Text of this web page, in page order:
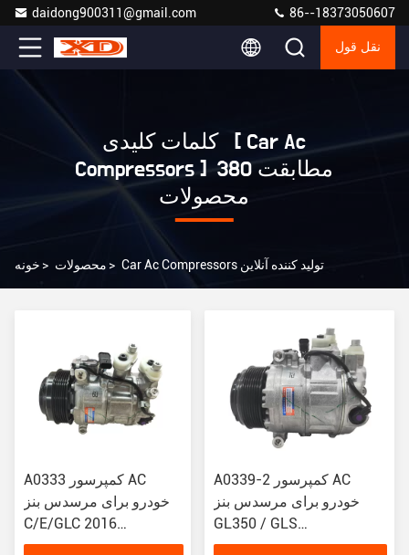
daidong900311@gmail.com 86--18373050607
نقل قول
کلمات کلیدی [ Car Ac
Compressors ] مطابقت 380
محصولات
خونه > محصولات > Car Ac Compressors تولید کننده آنلاین
A0333 کمپرسور AC
خودرو برای مرسدس بنز
C/E/GLC 2016
A0032308511
A0339-2 کمپرسور AC
خودرو برای مرسدس بنز
GL350 / GLS
A0008300004